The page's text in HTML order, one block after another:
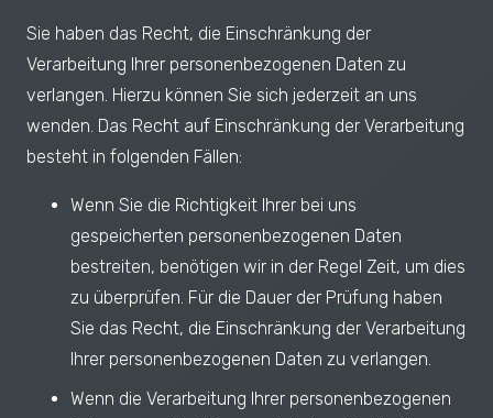
Sie haben das Recht, die Einschränkung der
Verarbeitung Ihrer personenbezogenen Daten zu
verlangen. Hierzu können Sie sich jederzeit an uns
wenden. Das Recht auf Einschränkung der Verarbeitung
besteht in folgenden Fällen:
Wenn Sie die Richtigkeit Ihrer bei uns
gespeicherten personenbezogenen Daten
bestreiten, benötigen wir in der Regel Zeit, um dies
zu überprüfen. Für die Dauer der Prüfung haben
Sie das Recht, die Einschränkung der Verarbeitung
Ihrer personenbezogenen Daten zu verlangen.
Wenn die Verarbeitung Ihrer personenbezogenen